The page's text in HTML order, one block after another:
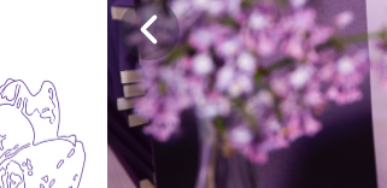
Hent og læs bogen her